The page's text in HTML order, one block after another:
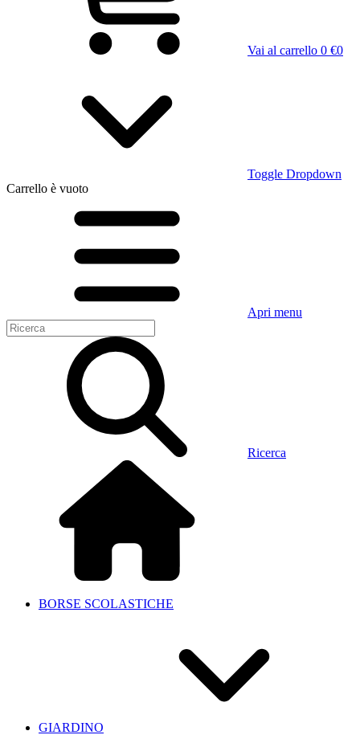
Vai al carrello 0 €0
Toggle Dropdown
Carrello è vuoto
Apri menu
Ricerca
BORSE SCOLASTICHE
GIARDINO